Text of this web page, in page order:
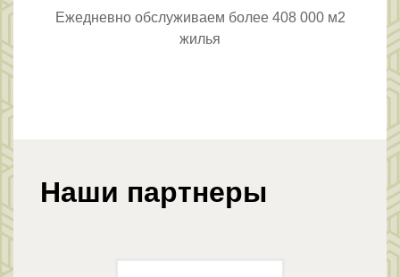
Ежедневно обслуживаем более 408 000 м2
жилья
Наши партнеры